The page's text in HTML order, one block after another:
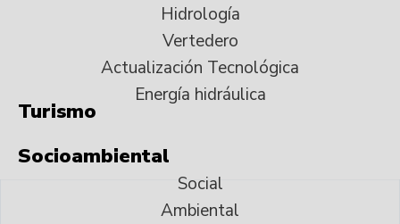
Hidrología
Vertedero
Actualización Tecnológica
Energía hidráulica
Turismo
Socioambiental
Social
Ambiental